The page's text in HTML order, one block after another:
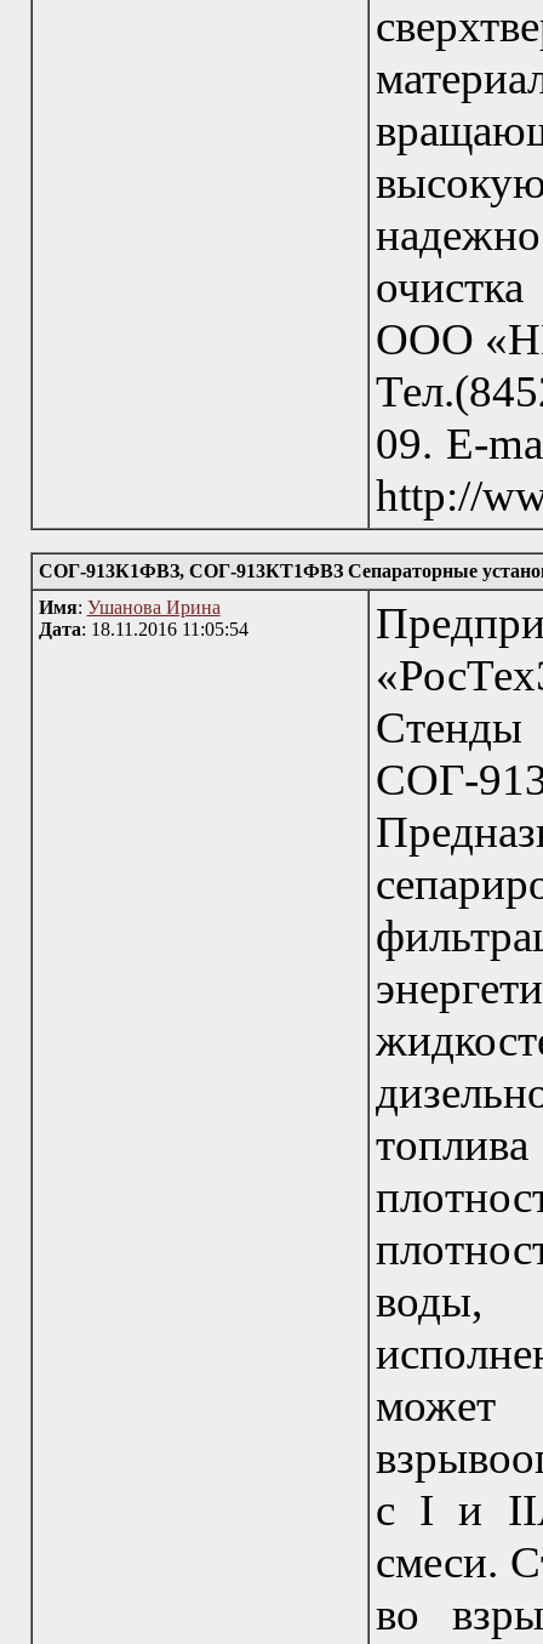
ООО
09. E-
http://
СОГ-913К1ФВЗ, СОГ-913КТ1ФВЗ Сепараторные
Имя: Ушанова Ирина
Дата: 18.11.2016 11:05:54
СОГ-
воды,
с I и IIА
смеси.
во